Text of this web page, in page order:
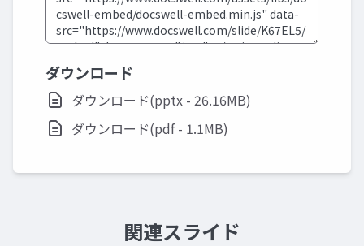
ダウンロード
ダウンロード(pptx - 26.16MB)
ダウンロード(pdf - 1.1MB)
関連スライド